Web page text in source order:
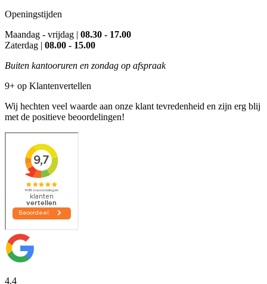
Openingstijden
Maandag - vrijdag | 08.30 - 17.00
Zaterdag | 08.00 - 15.00
Buiten kantooruren en zondag op afspraak
9+ op Klantenvertellen
Wij hechten veel waarde aan onze klant tevredenheid en zijn erg blij
met de positieve beoordelingen!
4.4